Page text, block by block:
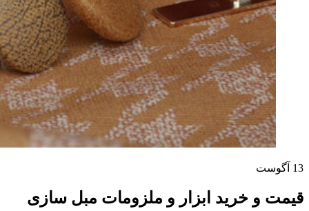
13 آگوست
قیمت و خرید ابزار و ملزومات مبل سازی